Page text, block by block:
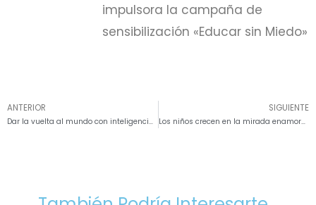
impulsora la campaña de
sensibilización «Educar sin Miedo»
ANTERIOR
Dar la vuelta al mundo con inteligencia emocional
SIGUIENTE
Los niños crecen en la mirada enamorada de sus padres